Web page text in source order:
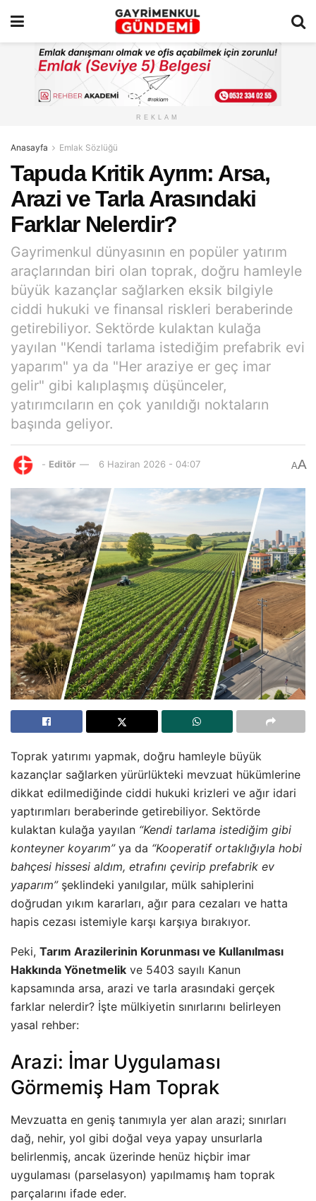
REKLAM
Anasayfa Emlak Sözlüğü
Tapuda Kritik Ayrım: Arsa,
Arazi ve Tarla Arasındaki
Farklar Nelerdir?
Gayrimenkul dünyasının en popüler yatırım
araçlarından biri olan toprak, doğru hamleyle
büyük kazançlar sağlarken eksik bilgiyle
ciddi hukuki ve finansal riskleri beraberinde
getirebiliyor. Sektörde kulaktan kulağa
yayılan "Kendi tarlama istediğim prefabrik evi
yaparım" ya da "Her araziye er geç imar
gelir" gibi kalıplaşmış düşünceler,
yatırımcıların en çok yanıldığı noktaların
başında geliyor.
- Editör 6 Haziran 2026 - 04:07 AA
Toprak yatırımı yapmak, doğru hamleyle büyük
kazançlar sağlarken yürürlükteki mevzuat hükümlerine
dikkat edilmediğinde ciddi hukuki krizleri ve ağır idari
yaptırımları beraberinde getirebiliyor. Sektörde
kulaktan kulağa yayılan “Kendi tarlama istediğim gibi
konteyner koyarım”ya da “Kooperatif ortaklığıyla hobi
bahçesi hissesi aldım, etrafını çevirip prefabrik ev
yaparım”şeklindeki yanılgılar, mülk sahiplerini
doğrudan yıkım kararları, ağır para cezaları ve hatta
hapis cezası istemiyle karşı karşıya bırakıyor.
Peki, Tarım Arazilerinin Korunması ve Kullanılması
Hakkında Yönetmelik ve 5403 sayılı Kanun
kapsamında arsa, arazi ve tarla arasındaki gerçek
farklar nelerdir? İşte mülkiyetin sınırlarını belirleyen
yasal rehber:
Arazi: İmar Uygulaması
Görmemiş Ham Toprak
Mevzuatta en geniş tanımıyla yer alan arazi; sınırları
dağ, nehir, yol gibi doğal veya yapay unsurlarla
belirlenmiş, ancak üzerinde henüz hiçbir imar
uygulaması (parselasyon) yapılmamış ham toprak
parçalarını ifade eder.